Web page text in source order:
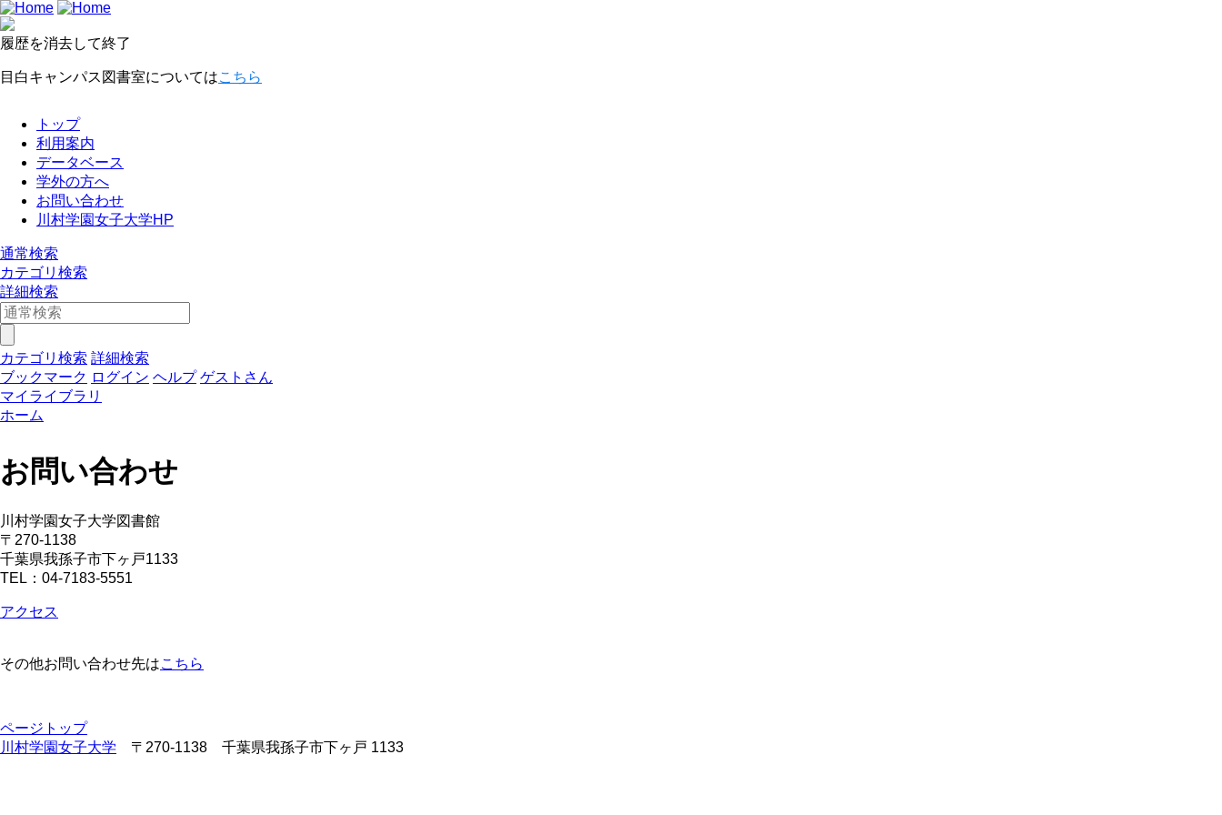
履歴を消去して終了
目白キャンパス図書室についてはこちら
トップ
利用案内
データベース
学外の方へ
お問い合わせ
川村学園女子大学HP
通常検索
カテゴリ検索
詳細検索
カテゴリ検索 詳細検索
ブックマーク ログイン ヘルプ ゲストさん
マイライブラリ
ホーム
お問い合わせ
川村学園女子大学図書館
〒270-1138
千葉県我孫子市下ヶ戸1133
TEL：04-7183-5551
アクセス
その他お問い合わせ先はこちら
ページトップ
川村学園女子大学 〒270-1138 千葉県我孫子市下ヶ戸 1133